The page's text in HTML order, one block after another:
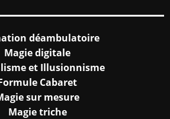
déambulatoire
Magie digitale
et Illusionnisme
Cabaret
sur mesure
Magie triche